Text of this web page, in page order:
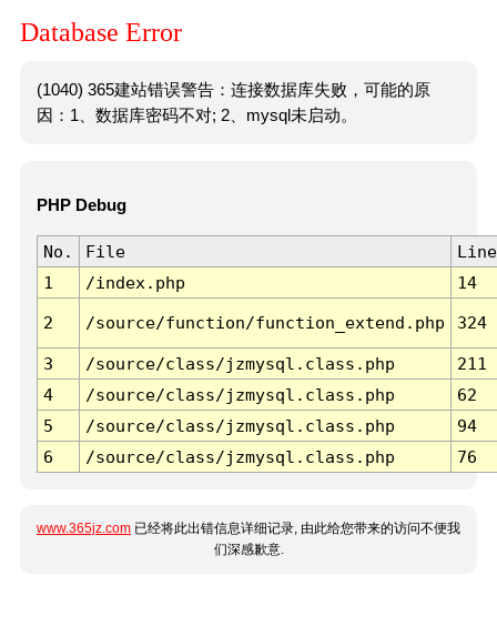
Database Error
(1040) 365建站错误警告：连接数据库失败，可能的原
因：1、数据库密码不对; 2、mysql未启动。
PHP Debug
No. File
Line
1
/index.php 14
2 /source/function/function_extend.php 324
3 /source/class/jzmysql.class.php
211
4
/source/class/jzmysql.class.php
62
5
/source/class/jzmysql.class.php
94
6
/source/class/jzmysql.class.php 76
www.365jz.com 已经将此出错信息详细记录, 由此给您带来的访问不便我
们深感歉意.